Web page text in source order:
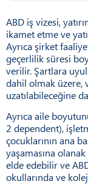
ABD iş vizesi,
ikamet etme ve
Ayrıca şirket
geçerlilik süresi
verilir. Şartlara
dahil olmak üzere,
uzatılabileceğine
Ayrıca aile
2 dependent),
çocuklarının ana
yaşamasına
elde edebilir ve
okullarında ve